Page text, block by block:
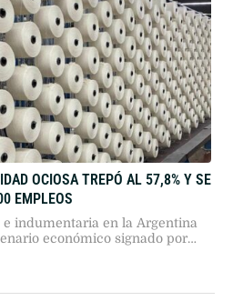
OCIOSA TREPÓ AL 57,8% Y SE
EMPLEOS
indumentaria en la Argentina
económico signado por
de caída en su actividad.